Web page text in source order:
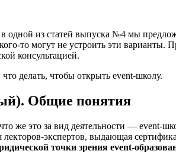
одной из статей выпуска №4 мы
то могут не устроить эти варианты.
консультацией.
делать, чтобы открыть event-школу.
Общие понятия
что же это за вид деятельности —
экспертов, выдающая
точки зрения event-